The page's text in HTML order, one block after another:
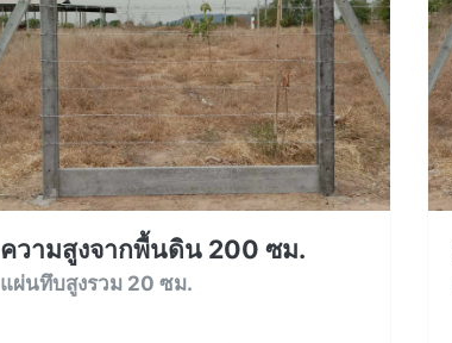
ความสูงจากพื้นดิน 200 ซม.
แผ่นทึบสูงรวม 20 ซม.